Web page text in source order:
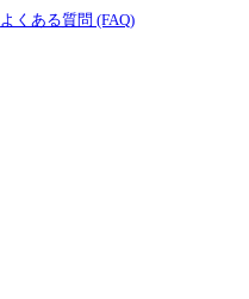
よくある質問 (FAQ)